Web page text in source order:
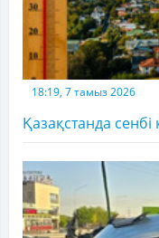
18:19, 7 тамыз 2026
Қазақстанда